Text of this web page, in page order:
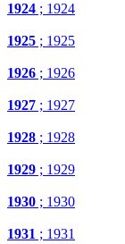
1924 ; 1924
1925 ; 1925
1926 ; 1926
1927 ; 1927
1928 ; 1928
1929 ; 1929
1930 ; 1930
1931 ; 1931